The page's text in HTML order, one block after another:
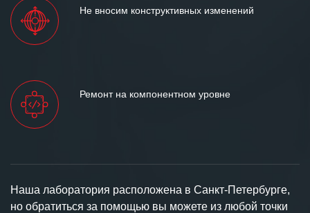
Не вносим конструктивных изменений
Ремонт на компонентном уровне
Наша лаборатория расположена в Санкт-Петербурге,
но обратиться за помощью вы можете из любой точки